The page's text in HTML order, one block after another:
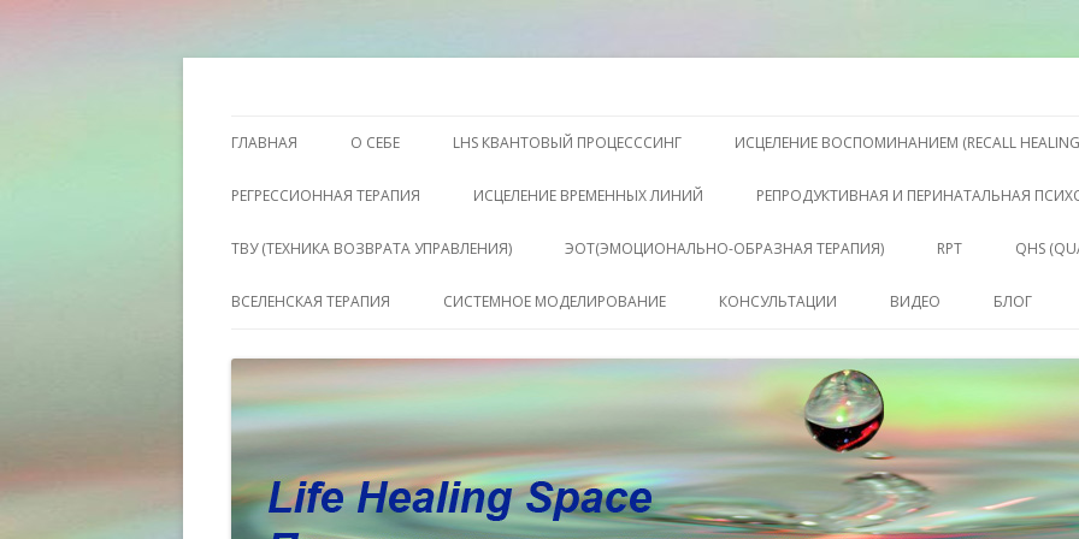
ГЛАВНАЯ О СЕБЕ LHS КВАНТОВЫЙ ПРОЦЕСССИНГ ИСЦЕЛЕНИЕ ВОСПОМИНАНИЕМ (RECALL
РЕГРЕССИОННАЯ ТЕРАПИЯ ИСЦЕЛЕНИЕ ВРЕМЕННЫХ ЛИНИЙ РЕПРОДУКТИВНАЯ И ПЕРИНАТАЛЬНАЯ
ТВУ (ТЕХНИКА ВОЗВРАТА УПРАВЛЕНИЯ) ЭОТ(ЭМОЦИОНАЛЬНО-ОБРАЗНАЯ ТЕРАПИЯ) RPT QHS
ВСЕЛЕНСКАЯ ТЕРАПИЯ СИСТЕМНОЕ МОДЕЛИРОВАНИЕ КОНСУЛЬТАЦИИ
ПАКЕТ СЕССИЙ И
КОНСУЛЬТАЦИЙ
СОПРОВОЖДЕНИЕ
КОУЧИНГ ДО РЕЗУЛЬТАТА
ВИДЕО БЛОГ